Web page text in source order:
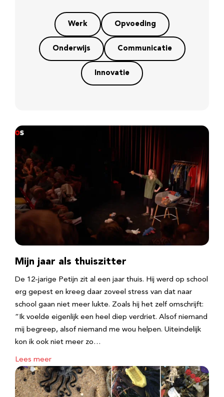
Werk Opvoeding
Onderwijs Communicatie
Innovatie
Mijn jaar als thuiszitter
De 12-jarige Petijn zit al een jaar thuis. Hij werd op school
erg gepest en kreeg daar zoveel stress van dat naar
school gaan niet meer lukte. Zoals hij het zelf omschrijft:
“Ik voelde eigenlijk een heel diep verdriet. Alsof niemand
mij begreep, alsof niemand me wou helpen. Uiteindelijk
kon ik ook niet meer zo…
Lees meer